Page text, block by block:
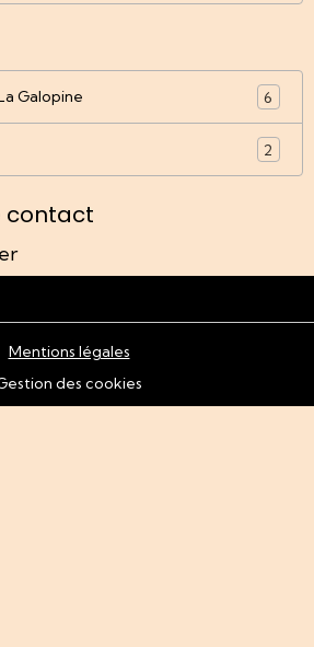
Galopine 6
2
contact
Mentions légales
des cookies